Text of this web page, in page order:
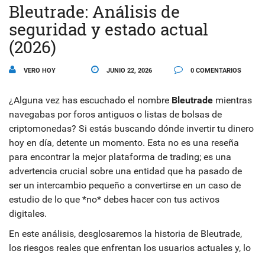
Bleutrade: Análisis de
seguridad y estado actual
(2026)
VERO HOY JUNIO 22, 2026 0 COMENTARIOS
¿Alguna vez has escuchado el nombre Bleutrade mientras
navegabas por foros antiguos o listas de bolsas de
criptomonedas? Si estás buscando dónde invertir tu dinero
hoy en día, detente un momento. Esta no es una reseña
para encontrar la mejor plataforma de trading; es una
advertencia crucial sobre una entidad que ha pasado de
ser un intercambio pequeño a convertirse en un caso de
estudio de lo que *no* debes hacer con tus activos
digitales.
En este análisis, desglosaremos la historia de Bleutrade,
los riesgos reales que enfrentan los usuarios actuales y, lo